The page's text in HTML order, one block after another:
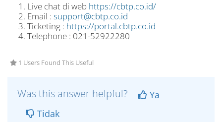
Live chat di web https://cbtp.co.id/
Email : support@cbtp.co.id
Ticketing : https://portal.cbtp.co.id
Telephone : 021-52922280
1 Users Found This Useful
Was this answer helpful?
Ya
Tidak